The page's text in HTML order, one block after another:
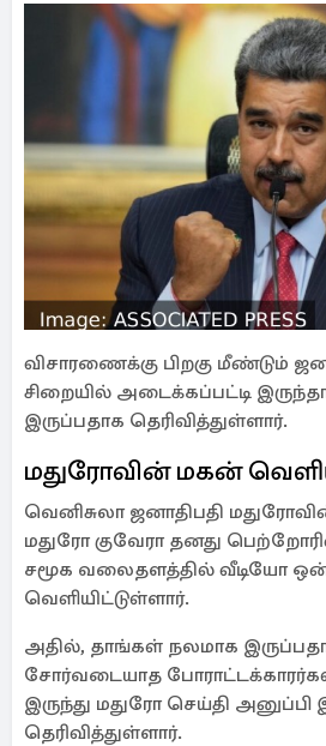
விசாரணைக்கு பிறகு மீண்டும்
சிறையில் அடைக்கப்பட்டி
இருப்பதாக தெரிவித்துள்ளார்.
மதுரோவின் மகன்
வெனிசுலா ஜனாதிபதி
மதுரோ குவேரா தனது
சமூக வலைதளத்தில் வீடியோ
வெளியிட்டுள்ளார்.
அதில், தாங்கள் நலமாக
சோர்வடையாத
இருந்து மதுரோ செய்தி அனுப்பி
தெரிவித்துள்ளார்.